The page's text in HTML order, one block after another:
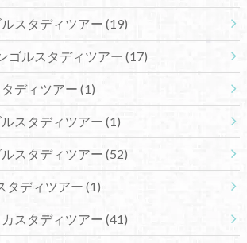
スタディツアー (19)
ゴルスタディツアー (17)
ディツアー (1)
スタディツアー (1)
スタディツアー (52)
タディツアー (1)
スタディツアー (41)